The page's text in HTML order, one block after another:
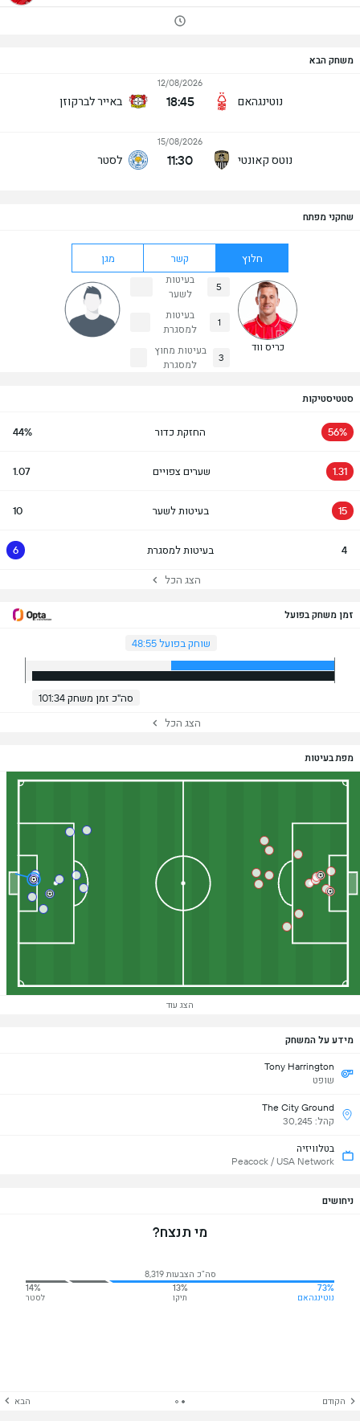
משחק הבא
נוטינגהאם
12/08/2026
18:45 באייר לברקוזן
נוטס קאונטי
15/08/2026
11:30 לסטר
שחקני מפתח
חלוץ קשר מגן
כריס ווד
5
בעיטות
לשער
1
בעיטות
למסגרת
3
בעיטות מחוץ
למסגרת
סטטיסטיקות
56% החזקת כדור 44%
1.31 שערים צפויים 1.07
15 בעיטות לשער 10
4 בעיטות למסגרת 6
הצג הכל
זמן משחק בפועל
שוחק בפועל 48:55
סה"כ זמן משחק 101:34
הצג הכל
מפת בעיטות
הצג עוד
מידע על המשחק
Tony Harrington
שופט
The City Ground
קהל: 30,245
בטלוויזיה
Peacock / USA Network
ניחושים
מי תנצח?
סה"כ הצבעות 8,319
73%
נוטינגהאם
13%
תיקו
14%
לסטר
הקודם הבא